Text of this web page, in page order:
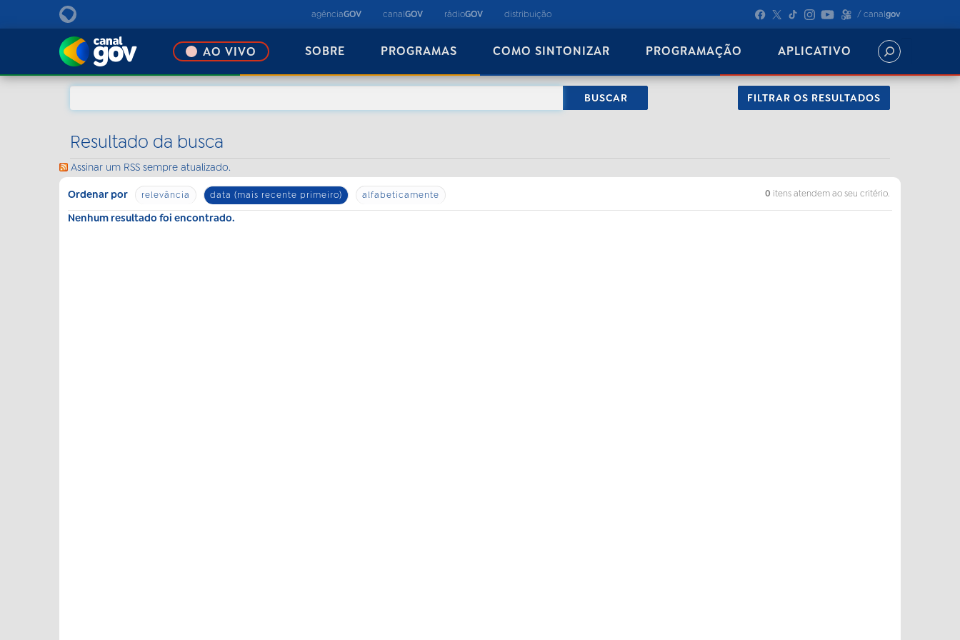
agênciaGOV canalGOV rádioGOV distribuição / canalgov
AO VIVO SOBRE PROGRAMAS COMO SINTONIZAR PROGRAMAÇÃO APLICATIVO
FILTRAR OS RESULTADOS
Resultado da busca
Assinar um RSS sempre atualizado.
0 itens atendem ao seu critério.
Ordenar por relevância data (mais recente primeiro) alfabeticamente
Nenhum resultado foi encontrado.